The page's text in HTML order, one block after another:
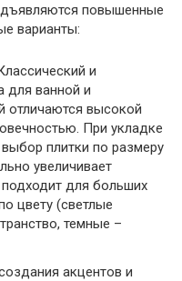
повышенные
варианты:
и
для ванной и
отличаются высокой
При укладке
плитки по размеру
увеличивает
подходит для больших
цвету (светлые
темные –
акцентов и